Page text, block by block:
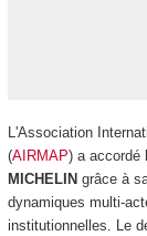
L'Association
(AIRMAP) a accordé
MICHELIN grâce à
dynamiques multi-
institutionnelles. Le